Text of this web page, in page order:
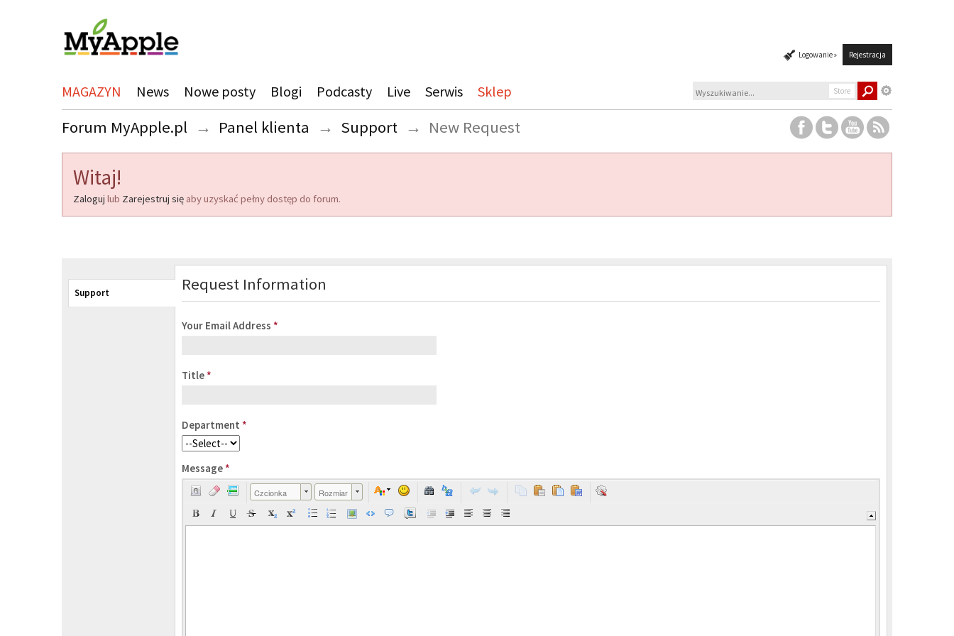
Logowanie » Rejestracja
MAGAZYN News Nowe posty Blogi Podcasty Live Serwis Sklep Store
Forum MyApple.pl → Panel klienta → Support → New Request
Witaj!
Zaloguj lub Zarejestruj się aby uzyskać pełny dostęp do forum.
Support Request Information
Your Email Address *
Title *
Department *
Message *
Czcionka Rozmiar